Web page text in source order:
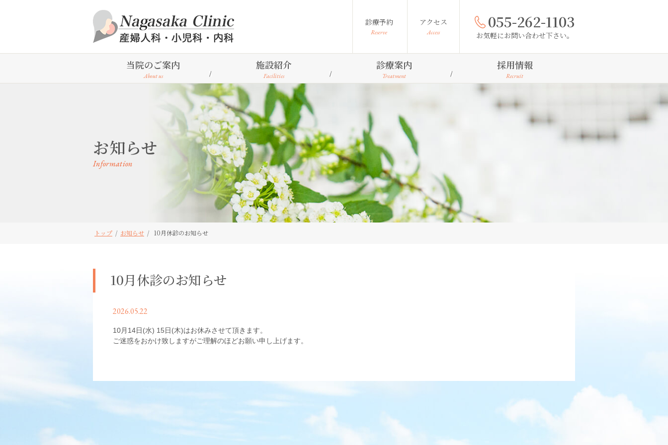
診療予約
Reserve
アクセス
Access
055-262-1103
お気軽にお問い合わせ下さい。
当院のご案内
About us
施設紹介
Facilities
診療案内
Treatment
採用情報
Recruit
お知らせ
Information
トップ / お知らせ / 10月休診のお知らせ
10月休診のお知らせ
2026.05.22
10月14日(水) 15日(木)はお休みさせて頂きます。
ご迷惑をおかけ致しますがご理解のほどお願い申し上げます。